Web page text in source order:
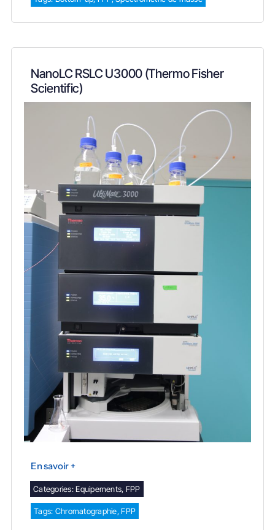
NanoLC RSLC U3000 (Thermo Fisher
Scientific)
En savoir +
Categories:Equipements, FPP
Tags: Chromatographie,FPP